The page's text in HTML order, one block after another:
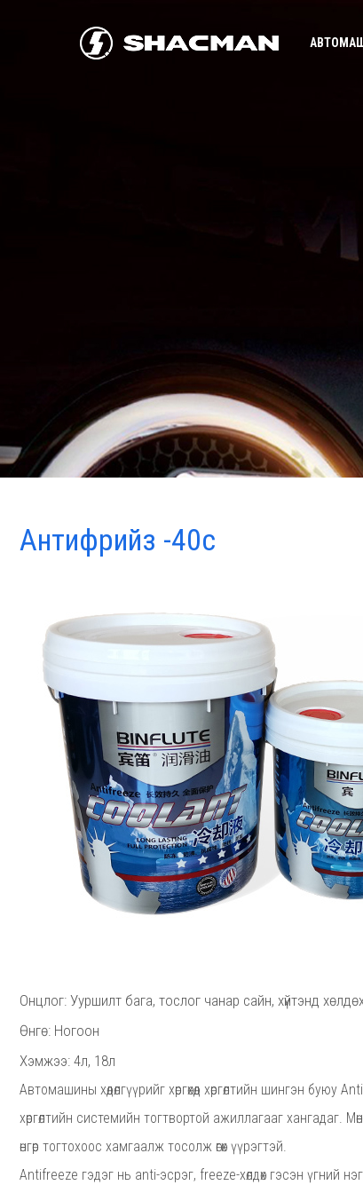
Антифрийз -40c
Онцлог: Ууршилт бага, тослог чанар сайн, хүйтэнд
Өнгө: Ногоон
Хэмжээ: 4л, 18л
Автомашины хөдөлгүүрийг хөргөхөд хөргөлтийн шингэн
хөргөлтийн системийн тогтвортой ажиллагааг хангадаг.
өнгөр тогтохоос хамгаалж тосолж өгөх үүрэгтэй.
Antifreeze гэдэг нь anti-эсрэг, freeze-хөлдөх гэсэн үгний